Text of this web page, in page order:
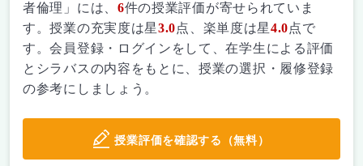
者倫理」には、 6件の授業評価が寄せられていま
す。授業の充実度は星3.0点、楽単度は星4.0点で
す。会員登録・ログインをして、在学生による評価
とシラバスの内容をもとに、授業の選択・履修登録
の参考にしましょう。
授業評価を確認する（無料）